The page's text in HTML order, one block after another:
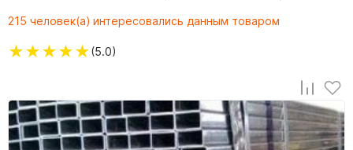
215 человек(а) интересовались данным товаром
★★★★★(5.0)